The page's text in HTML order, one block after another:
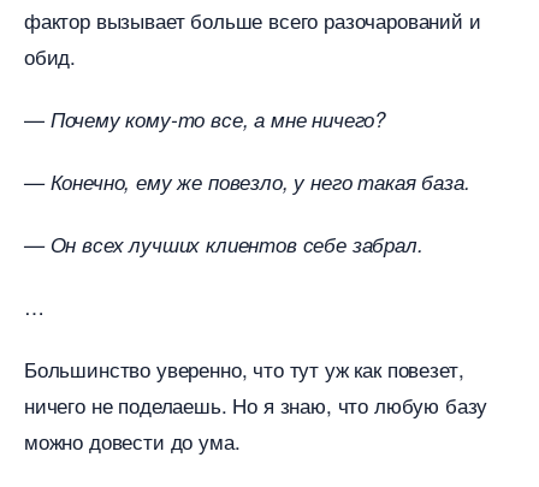
фактор вызывает больше всего разочарований и
обид.
—Почему кому-то все, а мне ничего?
— Конечно, ему же повезло, у него такая база.
— Он всех лучших клиентов себе забрал.
Большинство уверенно, что тут уж как повезет,
ничего не поделаешь. Но я знаю, что любую базу
можно довести до ума.